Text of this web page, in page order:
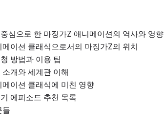
심으로 한 마징가Z 애니메이션의 역사와 영향
이션 클래식으로서의 마징가Z의 위치
방법과 이용 팁
개와 세계관 이해
메이션 클래식에 미친 영향
에피소드 추천 목록
들